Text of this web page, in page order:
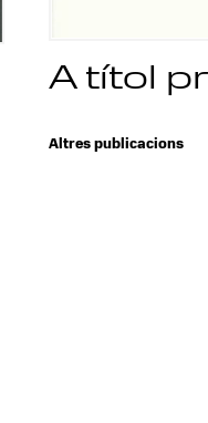
A títol
Altres publicacions